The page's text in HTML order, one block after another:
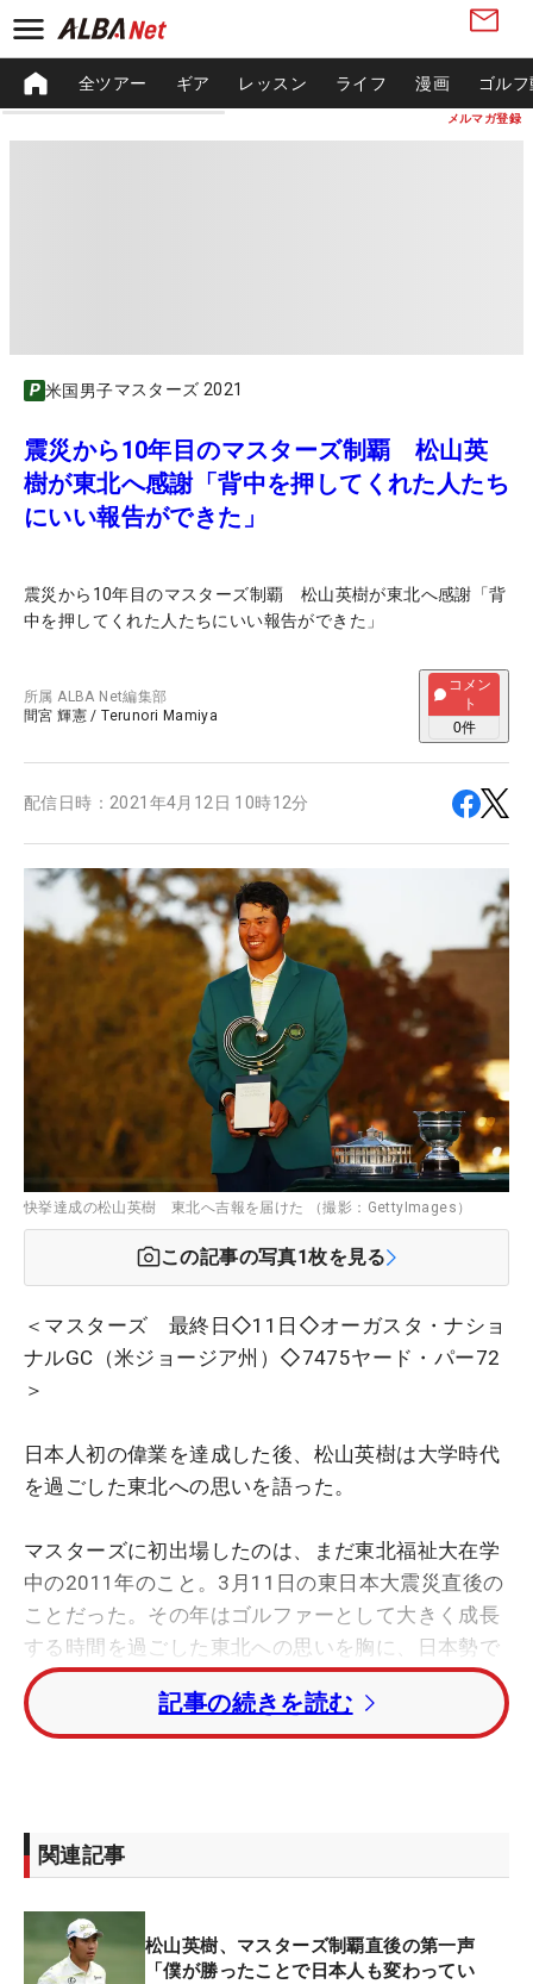
メルマガ登録
全ツアー ギア レッスン ライフ 漫画 ゴル
米国男子マスターズ 2021
震災から10年目のマスターズ制覇 松山英
樹が東北へ感謝「背中を押してくれた人たち
にいい報告ができた」
震災から10年目のマスターズ制覇 松山英樹が東北へ感謝「背
中を押してくれた人たちにいい報告ができた」
所属ALBA Net編集部
間宮 輝憲 /Terunori Mamiya
コメン
ト
0件
配信日時： 2021年4月12日 10時12分
快挙達成の松山英樹 東北へ吉報を届けた （撮影：GettyImages）
この記事の写真1枚を見る
＜マスターズ 最終日◇11日◇オーガスタ・ナショ
ナルGC（米ジョージア州）◇7475ヤード・パー72
＞
日本人初の偉業を達成した後、松山英樹は大学時代
を過ごした東北への思いを語った。
マスターズに初出場したのは、まだ東北福祉大在学
中の2011年のこと。3月11日の東日本大震災直後の
ことだった。その年はゴルファーとして大きく成長
する時間を過ごした東北への思いを胸に、日本勢で
初となるローアマチュアに輝いた。
そして、それから10年という節目の年に、今度はマ
前ここに来させてもらったことで自分が変わること
ができた。10年（での優勝）が早いのか遅いのかは
ちにいい報告ができてよかった」と、感謝の気持ち
を述べた。
記事の続きを読む
関連記事
松山英樹、マスターズ制覇直後の第一声
「僕が勝ったことで日本人も変わってい